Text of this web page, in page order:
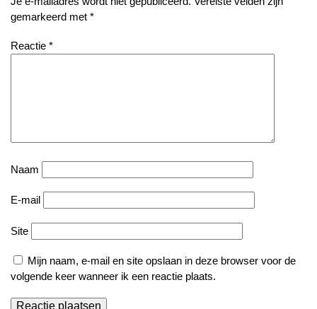
gemarkeerd met *
Reactie *
Naam
E-mail
Site
Mijn naam, e-mail en site opslaan in deze browser voor de
volgende keer wanneer ik een reactie plaats.